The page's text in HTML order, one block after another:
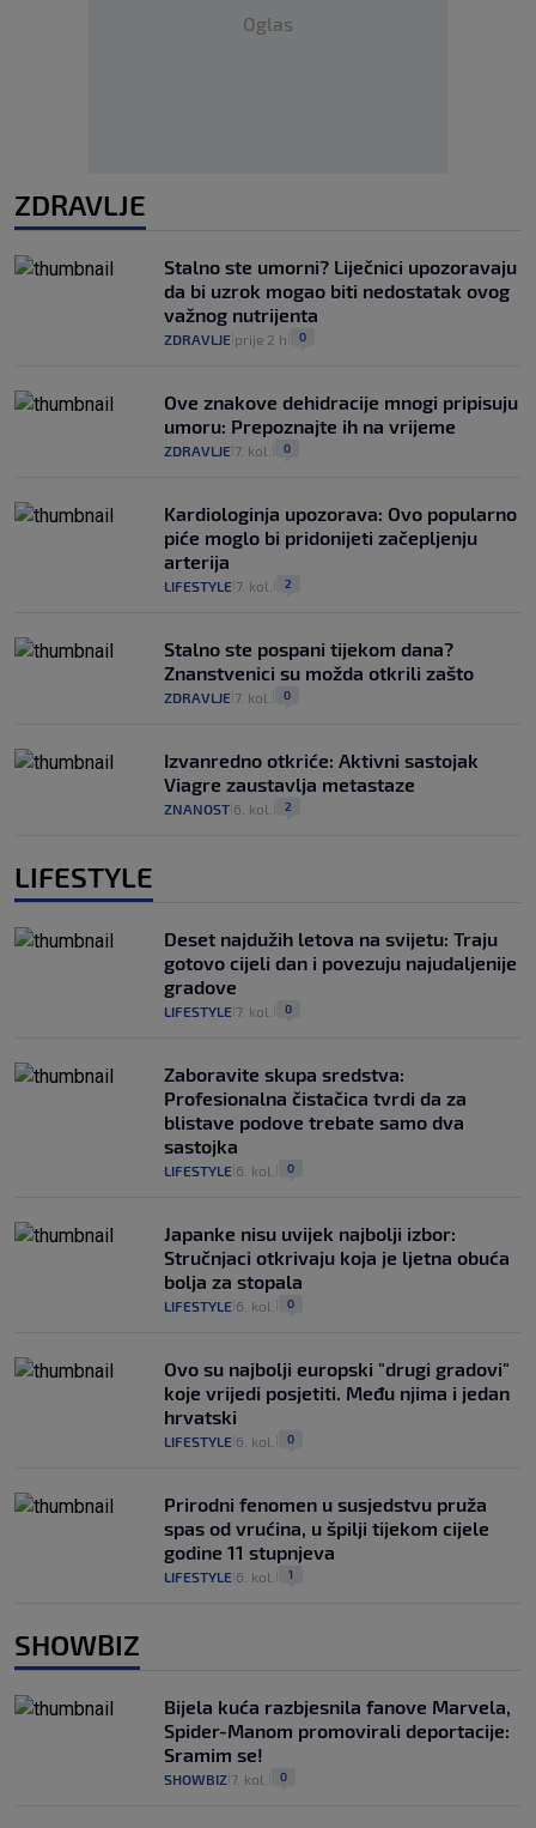
Oglas
ZDRAVLJE
Stalno ste umorni? Liječnici upozoravaju
da bi uzrok mogao biti nedostatak ovog
važnog nutrijenta
ZDRAVLJE prije 2 h 0
Ove znakove dehidracije mnogi pripisuju
umoru: Prepoznajte ih na vrijeme
ZDRAVLJE 7. kol. 0
Kardiologinja upozorava: Ovo popularno
piće moglo bi pridonijeti začepljenju
arterija
LIFESTYLE 7. kol. 2
Stalno ste pospani tijekom dana?
Znanstvenici su možda otkrili zašto
ZDRAVLJE 7. kol. 0
Izvanredno otkriće: Aktivni sastojak
Viagre zaustavlja metastaze
ZNANOST 6. kol. 2
LIFESTYLE
Deset najdužih letova na svijetu: Traju
gotovo cijeli dan i povezuju najudaljenije
gradove
LIFESTYLE 7. kol. 0
Zaboravite skupa sredstva:
Profesionalna čistačica tvrdi da za
blistave podove trebate samo dva
sastojka
LIFESTYLE 6. kol. 0
Japanke nisu uvijek najbolji izbor:
Stručnjaci otkrivaju koja je ljetna obuća
bolja za stopala
LIFESTYLE 6. kol. 0
Ovo su najbolji europski "drugi gradovi"
koje vrijedi posjetiti. Među njima i jedan
hrvatski
LIFESTYLE 6. kol. 0
Prirodni fenomen u susjedstvu pruža
spas od vrućina, u špilji tijekom cijele
godine 11 stupnjeva
LIFESTYLE 6. kol. 1
SHOWBIZ
Bijela kuća razbjesnila fanove Marvela,
Spider-Manom promovirali deportacije:
Sramim se!
SHOWBIZ 7. kol. 0